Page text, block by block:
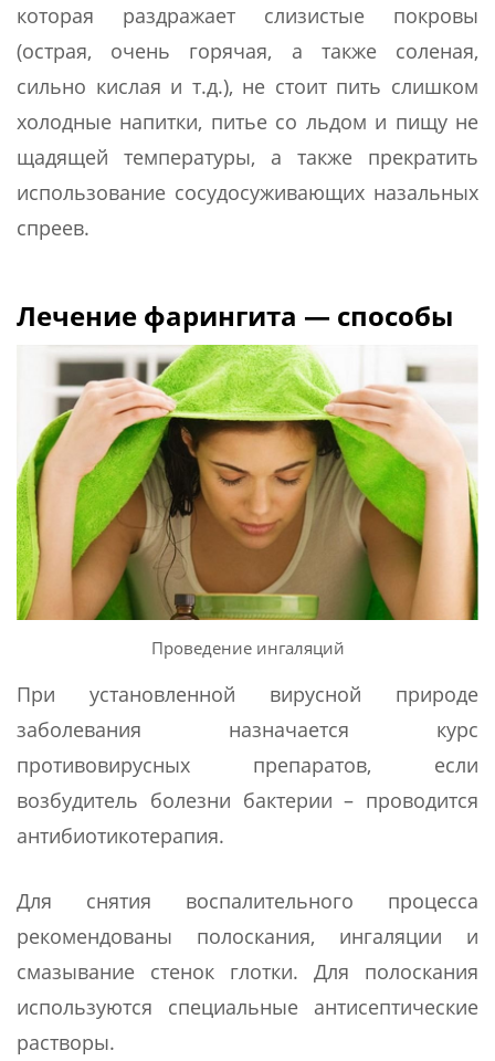
которая раздражает слизистые покровы
(острая, очень горячая, а также соленая,
сильно кислая и т.д.), не стоит пить слишком
холодные напитки, питье со льдом и пищу не
щадящей температуры, а также прекратить
использование сосудосуживающих назальных
спреев.
Лечение фарингита — способы
Проведение ингаляций
При установленной вирусной природе
заболевания назначается курс
противовирусных препаратов, если
возбудитель болезни бактерии – проводится
антибиотикотерапия.
Для снятия воспалительного процесса
рекомендованы полоскания, ингаляции и
смазывание стенок глотки. Для полоскания
используются специальные антисептические
растворы.